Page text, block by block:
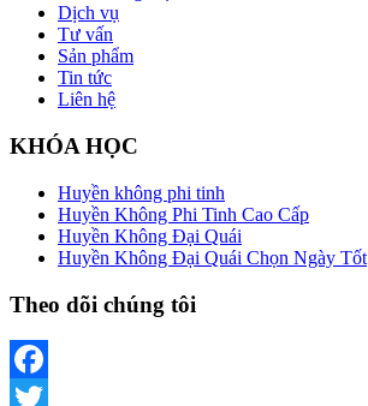
Dịch vụ
Tư vấn
Sản phẩm
Tin tức
Liên hệ
KHÓA HỌC
Huyền không phi tinh
Huyền Không Phi Tinh Cao Cấp
Huyền Không Đại Quái
Huyền Không Đại Quái Chọn Ngày Tốt
Theo dõi chúng tôi
Facebook